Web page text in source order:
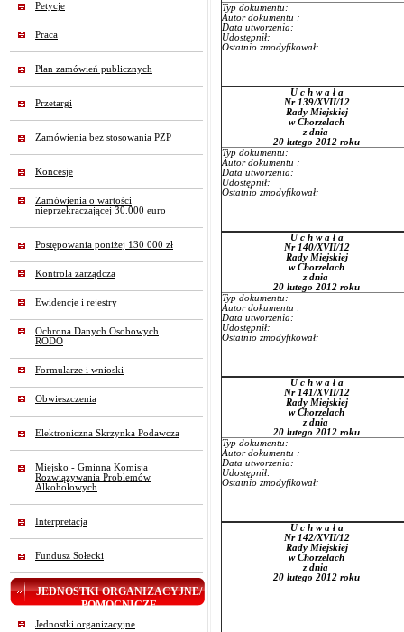
Petycje
Praca
Plan zamówień publicznych
Przetargi
Zamówienia bez stosowania PZP
Koncesje
Zamówienia o wartości
nieprzekraczającej 30.000 euro
Postępowania poniżej 130 000 zł
Kontrola zarządcza
Ewidencje i rejestry
Ochrona Danych Osobowych
RODO
Formularze i wnioski
Obwieszczenia
Elektroniczna Skrzynka Podawcza
Miejsko - Gminna Komisja
Rozwiązywania Problemów
Alkoholowych
Interpretacja
Fundusz Sołecki
JEDNOSTKI ORGANIZACYJNE/
POMOCNICZE
Jednostki organizacyjne
Typ dokumentu:
Autor dokumentu :
Data utworzenia:
Udostępnił:
Ostatnio zmodyfikował:
U c h w a ł a
Nr 139/XVII/12
Rady Miejskiej
w Chorzelach
z dnia
20 lutego 2012 roku
Typ dokumentu:
Autor dokumentu :
Data utworzenia:
Udostępnił:
Ostatnio zmodyfikował:
U c h w a ł a
Nr 140/XVII/12
Rady Miejskiej
w Chorzelach
z dnia
20 lutego 2012 roku
Typ dokumentu:
Autor dokumentu :
Data utworzenia:
Udostępnił:
Ostatnio zmodyfikował:
U c h w a ł a
Nr 141/XVII/12
Rady Miejskiej
w Chorzelach
z dnia
20 lutego 2012 roku
Typ dokumentu:
Autor dokumentu :
Data utworzenia:
Udostępnił:
Ostatnio zmodyfikował:
U c h w a ł a
Nr 142/XVII/12
Rady Miejskiej
w Chorzelach
z dnia
20 lutego 2012 roku